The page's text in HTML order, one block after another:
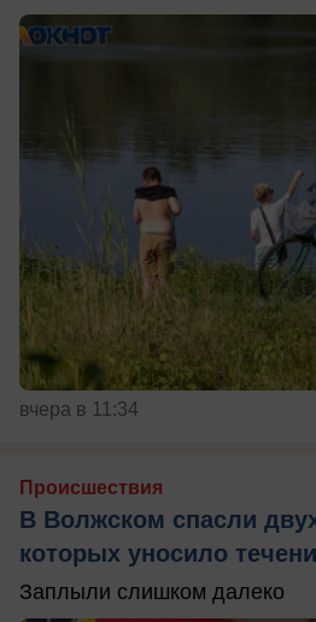
вчера в 11:34
Происшествия
В Волжском спасли
которых уносило
Заплыли слишком далеко